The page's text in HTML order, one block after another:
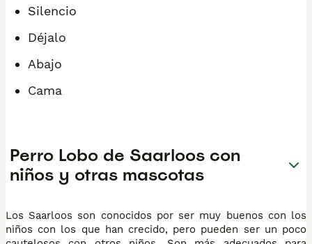
Silencio
Déjalo
Abajo
Cama
Perro Lobo de Saarloos con
niños y otras mascotas
Los Saarloos son conocidos por ser muy buenos con los
niños con los que han crecido, pero pueden ser un poco